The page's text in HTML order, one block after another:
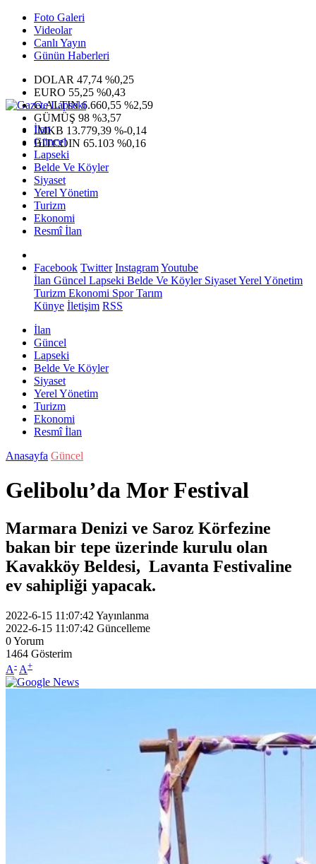
Foto Galeri
Videolar
Canlı Yayın
Günün Haberleri
DOLAR 47,74 %0,25
EURO 55,25 %0,43
G.ALTIN6.660,55 %2,59
GÜMÜŞ 98 %3,57
IMKB 13.779,39 %-0,14
BITCOIN 65.103 %0,16
İlan
Güncel
Lapseki
Belde Ve Köyler
Siyaset
Yerel Yönetim
Turizm
Ekonomi
Resmî İlan
Facebook Twitter InstagramYoutube
İlan Güncel Lapseki Belde Ve KöylerSiyasetYerel Yönetim
Turizm Ekonomi SporTarım
Künye İletişim RSS
İlan
Güncel
Lapseki
Belde Ve Köyler
Siyaset
Yerel Yönetim
Turizm
Ekonomi
Resmî İlan
Anasayfa Güncel
Gelibolu’da Mor Festival
Marmara Denizi ve Saroz Körfezine
bakan bir tepe üzerinde kurulu olan
Kavakköy Beldesi, Lavanta Festivaline
ev sahipliği yapacak.
2022-6-15 11:07:42 Yayınlanma
2022-6-15 11:07:42 Güncelleme
0Yorum
1464 Gösterim
A- A+